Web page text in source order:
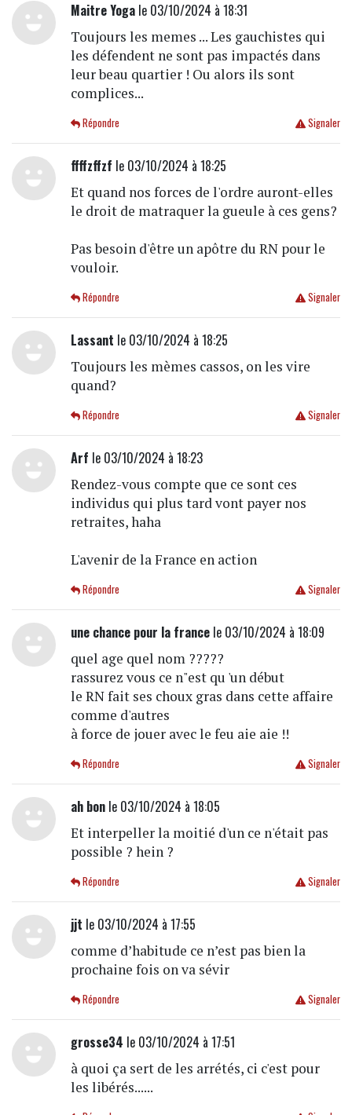
Maitre Yogale 03/10/2024 à 18:31
Toujours les memes ... Les gauchistes qui
les défendent ne sont pas impactés dans
leur beau quartier ! Ou alors ils sont
complices...
Signaler
Répondre
ffffzffzf le 03/10/2024 à 18:25
Et quand nos forces de l'ordre auront-elles
le droit de matraquer la gueule à ces gens?
Pas besoin d'être un apôtre du RN pour le
vouloir.
Signaler
Répondre
Lassant le 03/10/2024 à 18:25
Toujours les mèmes cassos, on les vire
quand?
Signaler
Répondre
Arf le 03/10/2024 à 18:23
Rendez-vous compte que ce sont ces
individus qui plus tard vont payer nos
retraites, haha
L'avenir de la France en action
Signaler
Répondre
une chance pour la francele 03/10/2024 à 18:09
quel age quel nom ?????
rassurez vous ce n"est qu 'un début
le RN fait ses choux gras dans cette affaire
comme d'autres
à force de jouer avec le feu aie aie !!
Signaler
Répondre
ah bonle 03/10/2024 à 18:05
Et interpeller la moitié d'un ce n'était pas
possible ? hein ?
Signaler
Répondre
jjt le 03/10/2024 à 17:55
comme d’habitude ce n’est pas bien la
prochaine fois on va sévir
Signaler
Répondre
grosse34 le 03/10/2024 à 17:51
à quoi ça sert de les arrétés, ci c'est pour
les libérés......